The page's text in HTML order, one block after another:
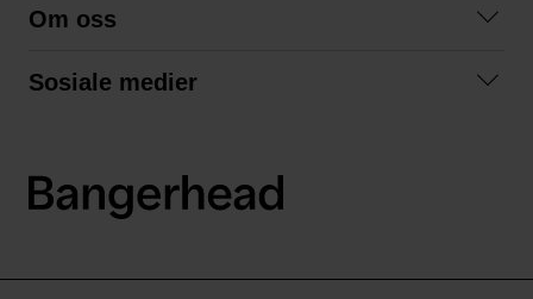
Kjøpsvilkår
Om oss
Sosiale medier
LinkedIn